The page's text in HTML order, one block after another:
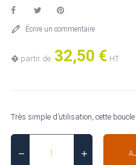
Écrire un commentaire
� partir de 32,50 € HT
Très simple d’utilisation, cette